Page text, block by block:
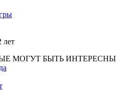
лет
МОГУТ БЫТЬ ИНТЕРЕСНЫ